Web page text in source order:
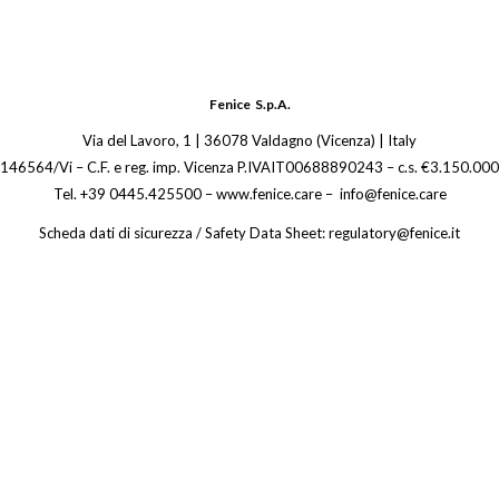
Fenice S.p.A.
Via del Lavoro, 1 | 36078 Valdagno (Vicenza) | Italy
146564/Vi – C.F. e reg. imp. Vicenza P.IVAIT00688890243 – c.s.
Tel. +39 0445.425500 – www.fenice.care – info@fenice.care
Scheda dati di sicurezza / Safety Data Sheet: regulatory@fenice.it